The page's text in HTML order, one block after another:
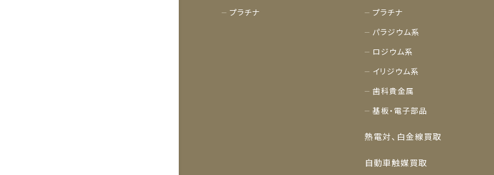
プラチナ
プラチナ
パラジウム系
ロジウム系
イリジウム系
歯科貴金属
基板・電子部品
熱電対、白金線買取
自動車触媒買取